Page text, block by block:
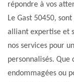
répondre à vos
Le Gast 50450,
alliant expertise et
nos services pour
personnalisés.
endommagées ou